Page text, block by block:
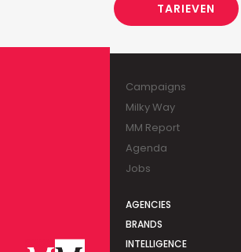
TARIEVEN
Campaigns
Milky Way
MM Report
Agenda
Jobs
AGENCIES
BRANDS
INTELLIGENCE